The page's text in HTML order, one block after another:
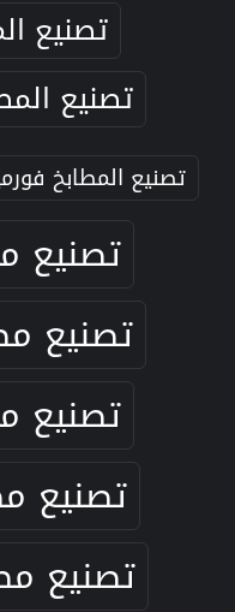
تصنيع
تصنيع
تصنيع المطابخ
تصنيع
تصنيع
تصنيع
تصنيع
تصنيع